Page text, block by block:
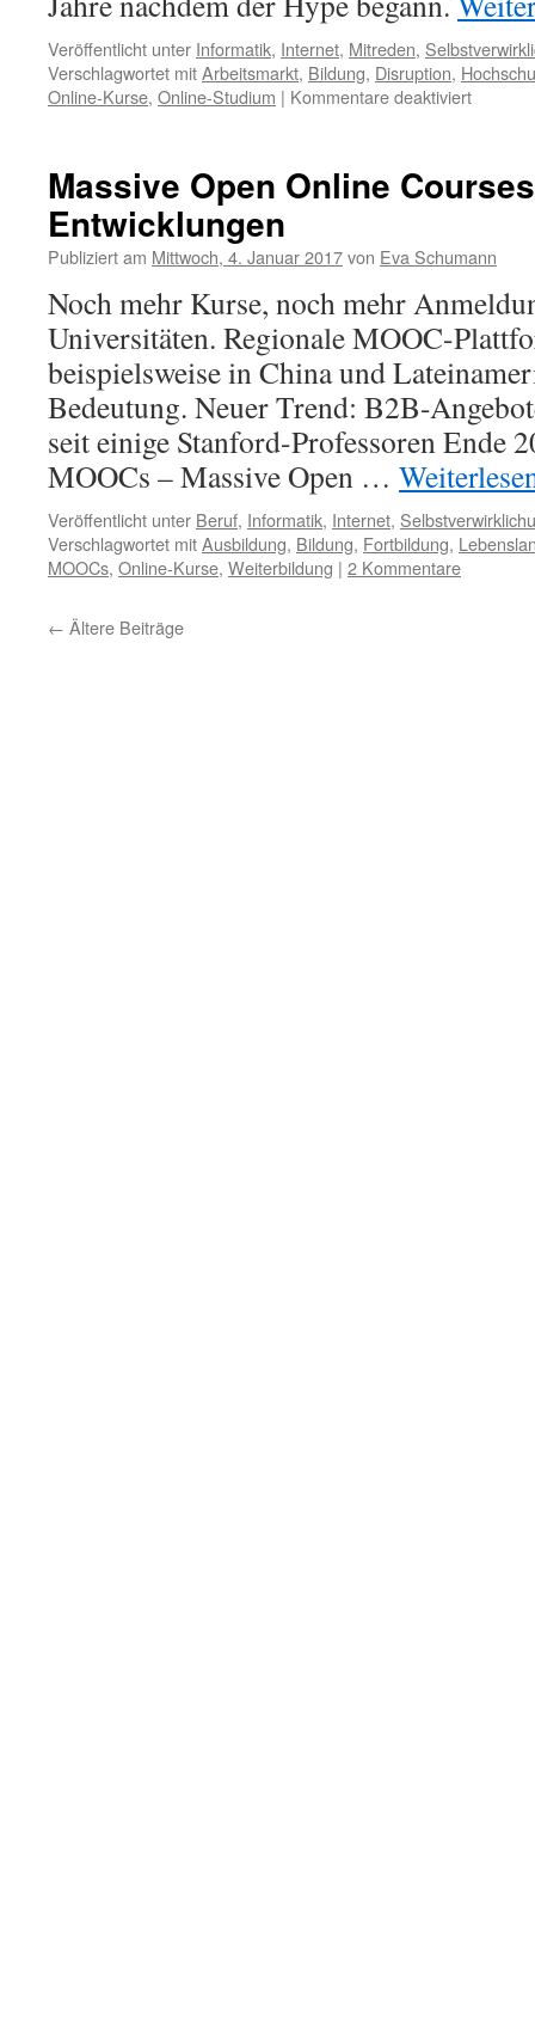
Veröffentlicht unter Informatik, Internet, Mitreden,
Verschlagwortet mitArbeitsmarkt, Bildung, Disruption,
Online-Kurse, Online-Studium | Kommentare deaktiviert
Massive Open Online
Entwicklungen
Publiziert am Mittwoch, 4. Januar 2017von Eva Schumann
Noch mehr Kurse, noch mehr
Universitäten. Regionale MOOC-
beispielsweise in China und
Bedeutung. Neuer Trend: B2B-
seit einige Stanford-Professoren Ende
MOOCs – Massive Open …
Veröffentlicht unter Beruf, Informatik, Internet,
Verschlagwortet mitAusbildung, Bildung, Fortbildung,
MOOCs, Online-Kurse, Weiterbildung | 2 Kommentare
← Ältere Beiträge